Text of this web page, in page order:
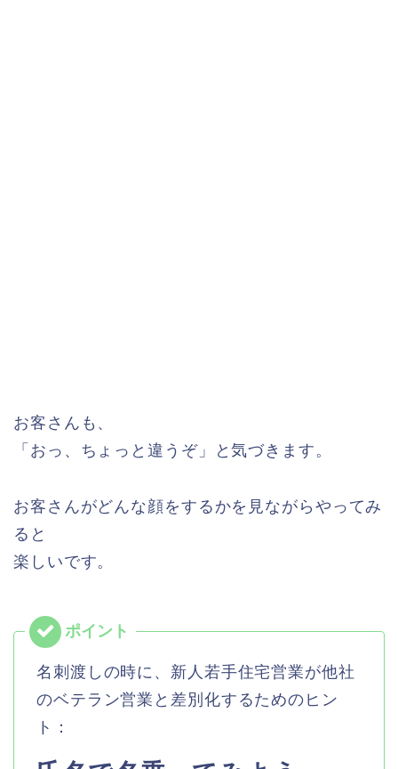
お客さんも、
「おっ、ちょっと違うぞ」と気づきます。
お客さんがどんな顔をするかを見ながらやってみ
ると
楽しいです。
名刺渡しの時に、新人若手住宅営業が他社
のベテラン営業と差別化するためのヒン
ト：